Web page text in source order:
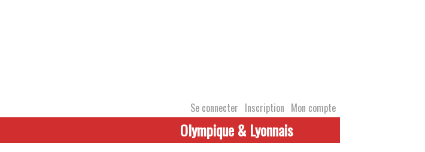
Se connecter Inscription Mon compte
Olympique & Lyonnais